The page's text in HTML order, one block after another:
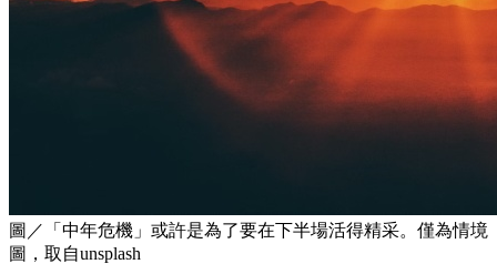
圖／「中年危機」或許是為了要在下半場活得精采。僅為情境
圖，取自unsplash